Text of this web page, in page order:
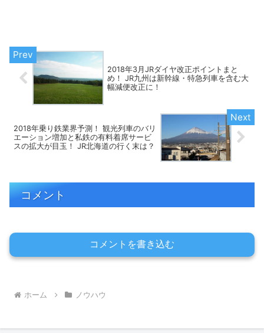
2018年3月JRダイヤ改正ポイントまと
め！ JR九州は新幹線・特急列車を含む大
幅減便改正に！
2018年乗り鉄業界予測！ 観光列車のバリ
エーション増加と私鉄の有料着席サービ
スの拡大が目玉！ JR北海道の行く末は？
コメント
コメントを書き込む
ホーム ノウハウ